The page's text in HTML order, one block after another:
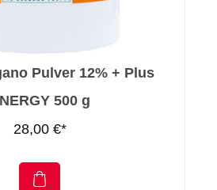
Pulver 12% + Plus
500 g
28,00 €*